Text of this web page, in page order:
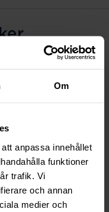
Om
anpassa innehållet
funktioner
trafik. Vi
och annan
medier och